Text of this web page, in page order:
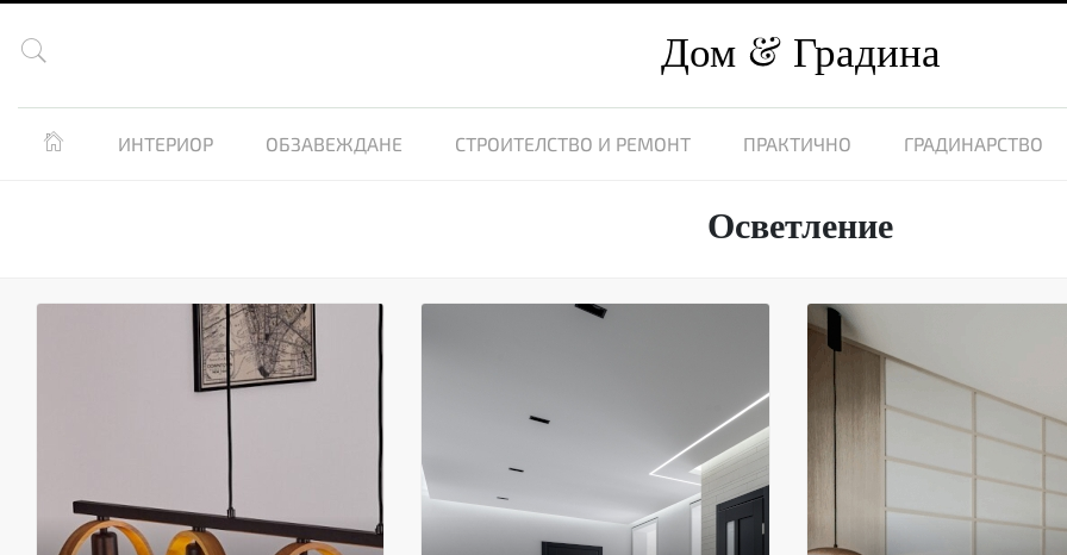
 Дом Градина
 ИНТЕРИОР ОБЗАВЕЖДАНЕ СТРОИТЕЛСТВО И РЕМОНТ ПРАКТИЧНО ГРАДИНАРСТВО
Осветление